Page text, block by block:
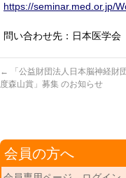
https://seminar.med.or.jp/
問い合わせ先：日本医学
←
「公益財団法人日本脳神経財
度森山賞」募集 のお知らせ
会員の方へ